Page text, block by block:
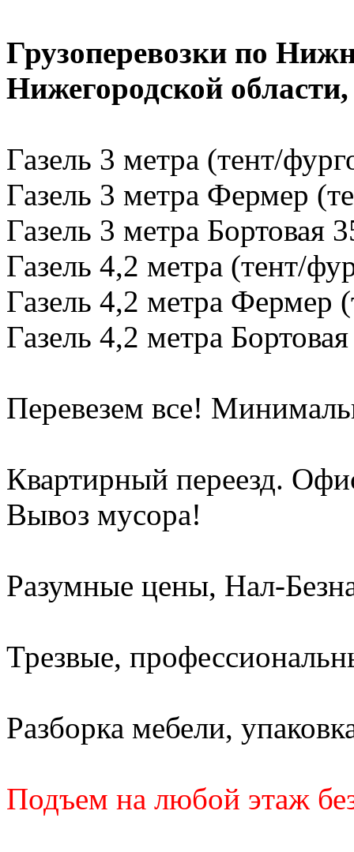
Грузоперевозки по
Нижегородской
Газель 3 метра (тент/
Газель 3 метра Фермер
Газель 3 метра Бортовая
Газель 4,2 метра (тент/
Газель 4,2 метра Фермер
Газель 4,2 метра
Перевезем все!
Квартирный переезд.
Вывоз мусора!
Разумные цены, Нал-
Трезвые,
Разборка мебели,
Подъем на любой этаж